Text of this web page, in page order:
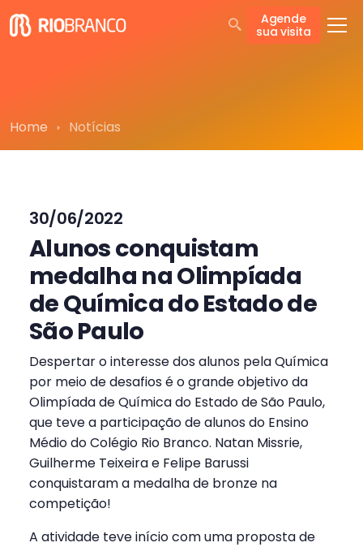
Agende
sua visita
Home Notícias
30/06/2022
Alunos conquistam
medalha na Olimpíada
de Química do Estado de
São Paulo
Despertar o interesse dos alunos pela Química
por meio de desafios é o grande objetivo da
Olimpíada de Química do Estado de São Paulo,
que teve a participação de alunos do Ensino
Médio do Colégio Rio Branco. Natan Missrie,
Guilherme Teixeira e Felipe Barussi
conquistaram a medalha de bronze na
competição!
A atividade teve início com uma proposta de